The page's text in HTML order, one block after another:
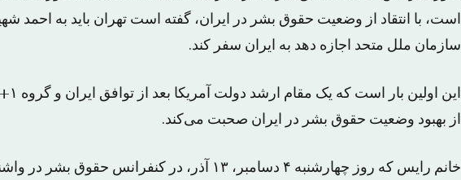
است، با انتقاد از وضعیت حقوق بشر در ایران، گفته است تهران باید به احمد
سازمان ملل متحد اجازه دهد به ایران سفر کند.
از بهبود وضعیت حقوق بشر در ایران صحبت می‌کند.
خانم رایس که روز چهارشنبه ۴ دسامبر، ۱۳ آذر، در